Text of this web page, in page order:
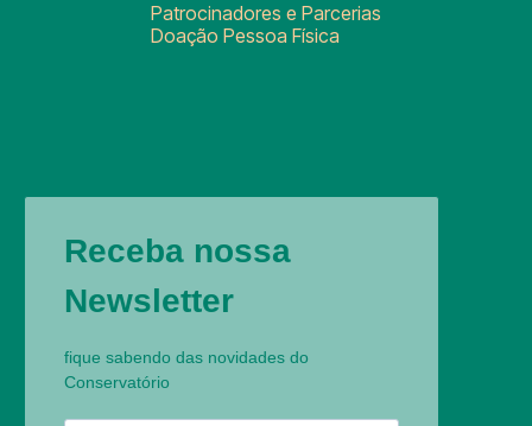
Patrocinadores e Parcerias
Doação Pessoa Física